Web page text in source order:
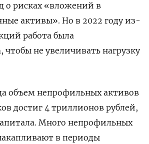
о рисках «вложений в
активы». Но в 2022 году из-
работа была
чтобы не увеличивать нагрузку
объем непрофильных активов
достиг 4 триллионов рублей,
Много непрофильных
в периоды